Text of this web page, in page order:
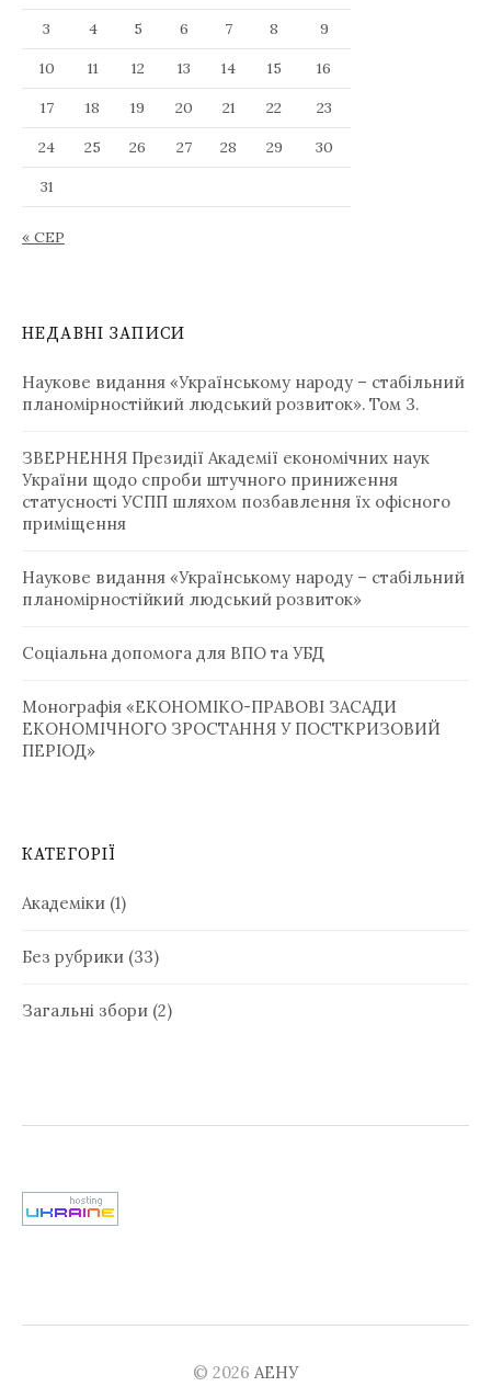
u
e
« СЕР
3
4 5 6 7 8
9
10
11 12 13 14 15
16
17
18 19 20 21 22
23
24
25 26 27 28 29
30
31
НЕДАВНІ ЗАПИСИ
Наукове видання «Українському народу – стабільний
планомірностійкий людський розвиток». Том 3.
ЗВЕРНЕННЯ Президії Академії економічних наук
України щодо спроби штучного приниження
статусності УСПП шляхом позбавлення їх офісного
приміщення
Наукове видання «Українському народу – стабільний
планомірностійкий людський розвиток»
Соціальна допомога для ВПО та УБД ­
Монографія «ЕКОНОМІКО-ПРАВОВІ ЗАСАДИ
ЕКОНОМІЧНОГО ЗРОСТАННЯ У ПОСТКРИЗОВИЙ
ПЕРІОД»
КАТЕГОРІЇ
Академіки (1)
Без рубрики (33)
Загальні збори (2)
© 2026 АЕНУ